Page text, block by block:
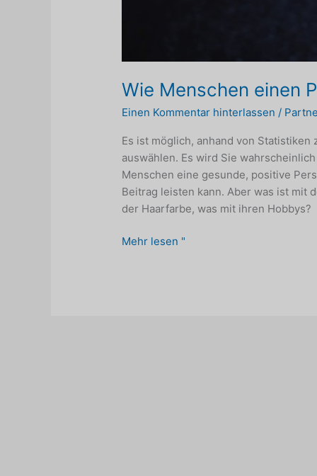
Wie Menschen einen
Einen Kommentar hinterlassen /
Es ist möglich, anhand von
auswählen. Es wird Sie
Menschen eine gesunde, positive
Beitrag leisten kann. Aber was ist mit
der Haarfarbe, was mit ihren Hobbys?
Wie
Mehr lesen "